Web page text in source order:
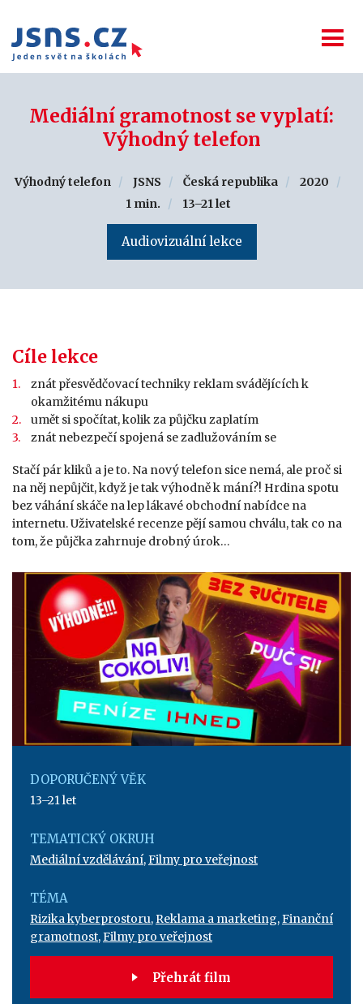
Mediální gramotnost se vyplatí:
Výhodný telefon
Výhodný telefon JSNS Česká republika
2020
1 min.
13–21 let
Audiovizuální lekce
Cíle lekce
znát přesvědčovací techniky reklam svádějících k
okamžitému nákupu
umět si spočítat, kolik za půjčku zaplatím
znát nebezpečí spojená se zadlužováním se
Stačí pár kliků a je to. Na nový telefon sice nemá, ale proč si
na něj nepůjčit, když je tak výhodně k mání?! Hrdina spotu
bez váhání skáče na lep lákavé obchodní nabídce na
internetu. Uživatelské recenze pějí samou chválu, tak co na
tom, že půjčka zahrnuje drobný úrok…
DOPORUČENÝ VĚK
13–21 let
TEMATICKÝ OKRUH
Mediální vzdělávání,Filmy pro veřejnost
TÉMA
Rizika kyberprostoru,Reklama a marketing,Finanční
gramotnost,Filmy pro veřejnost
Přehrát film